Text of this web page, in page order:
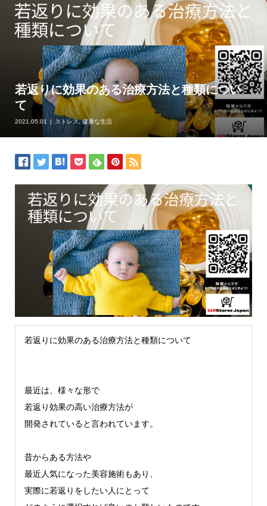
若返りに効果のある治療方法と種類につい
て
2021.05.01 ストレス,健康な生活
若返りに効果のある治療方法と種類について
最近は、様々な形で
若返り効果の高い治療方法が
開発されていると言われています。
昔からある方法や
最近人気になった美容施術もあり、
実際に若返りをしたい人にとって